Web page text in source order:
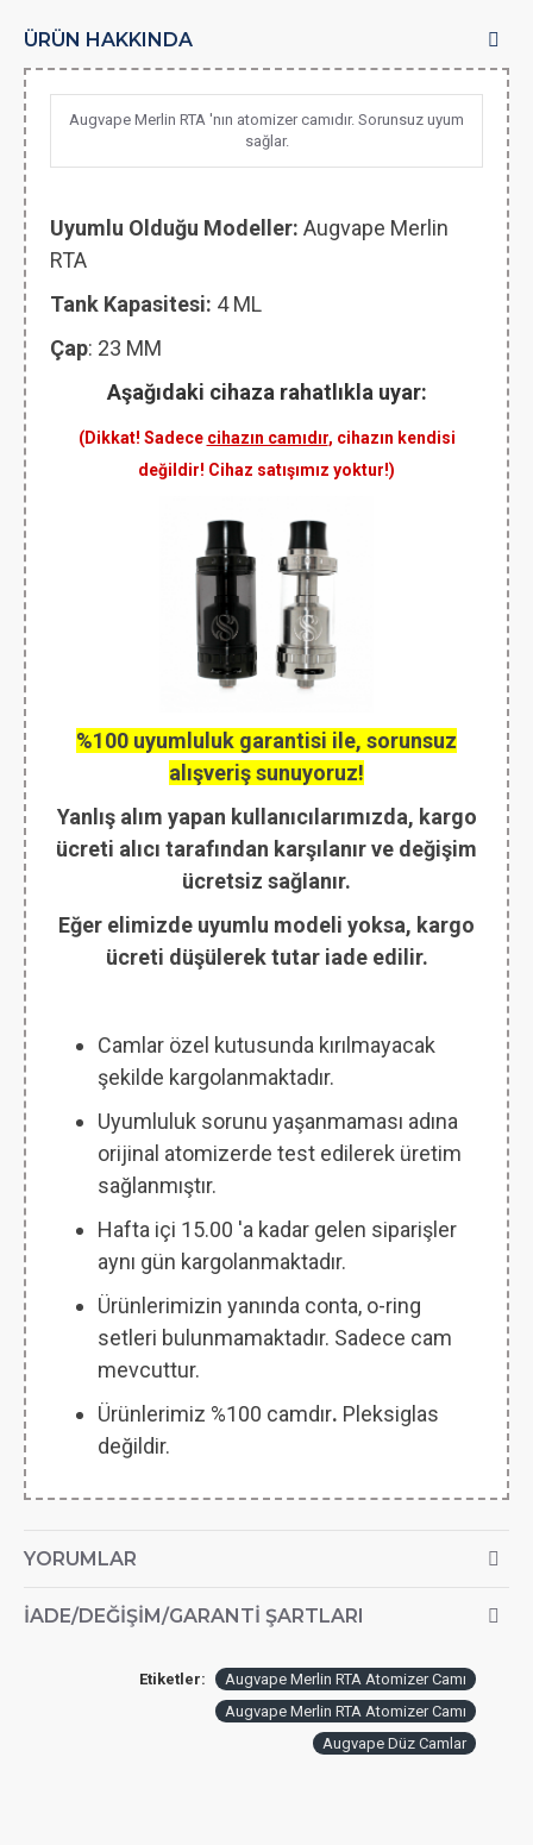
ÜRÜN HAKKINDA
Augvape Merlin RTA 'nın atomizer camıdır. Sorunsuz uyum
sağlar.
Uyumlu Olduğu Modeller: Augvape Merlin
RTA
Tank Kapasitesi: 4 ML
Çap: 23 MM
Aşağıdaki cihaza rahatlıkla uyar:
(Dikkat! Sadece cihazın camıdır, cihazın kendisi
değildir! Cihaz satışımız yoktur!)
%100 uyumluluk garantisi ile, sorunsuz
alışveriş sunuyoruz!
Yanlış alım yapan kullanıcılarımızda, kargo
ücreti alıcı tarafından karşılanır ve değişim
ücretsiz sağlanır.
Eğer elimizde uyumlu modeli yoksa, kargo
ücreti düşülerek tutar iade edilir.
Camlar özel kutusunda kırılmayacak
şekilde kargolanmaktadır.
Uyumluluk sorunu yaşanmaması adına
orijinal atomizerde test edilerek üretim
sağlanmıştır.
Hafta içi 15.00 'a kadar gelen siparişler
aynı gün kargolanmaktadır.
Ürünlerimizin yanında conta, o-ring
setleri bulunmamaktadır. Sadece cam
mevcuttur.
Ürünlerimiz %100 camdır. Pleksiglas
değildir.
YORUMLAR
İADE/DEĞIŞIM/GARANTI ŞARTLARI
Etiketler:
Augvape Merlin RTA Atomizer Camı
Augvape Merlin RTA Atomizer Camı
Augvape Düz Camlar